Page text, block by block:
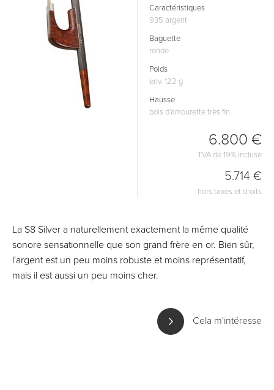
Caractéristiques
935 argent
Baguette
ronde
Poids
env. 122 g
Hausse
bois d'amourette très fin
6.800 €
TVA de 19% incluse
5.714 €
hors taxes et droits
La S8 Silver a naturellement exactement la même qualité
sonore sensationnelle que son grand frère en or. Bien sûr,
l'argent est un peu moins robuste et moins représentatif,
mais il est aussi un peu moins cher.
Cela m'intéresse